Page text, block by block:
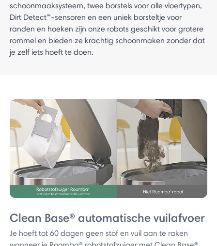
schoonmaaksysteem, twee borstels voor alle vloertypen,
Dirt Detect™-sensoren en een uniek borsteltje voor
randen en hoeken zijn onze robots geschikt voor grotere
rommel en bieden ze krachtig schoonmaken zonder dat
je zelf iets hoeft te doen.
Clean Base® automatische vuilafvoer
Je hoeft tot 60 dagen geen stof en vuil aan te raken